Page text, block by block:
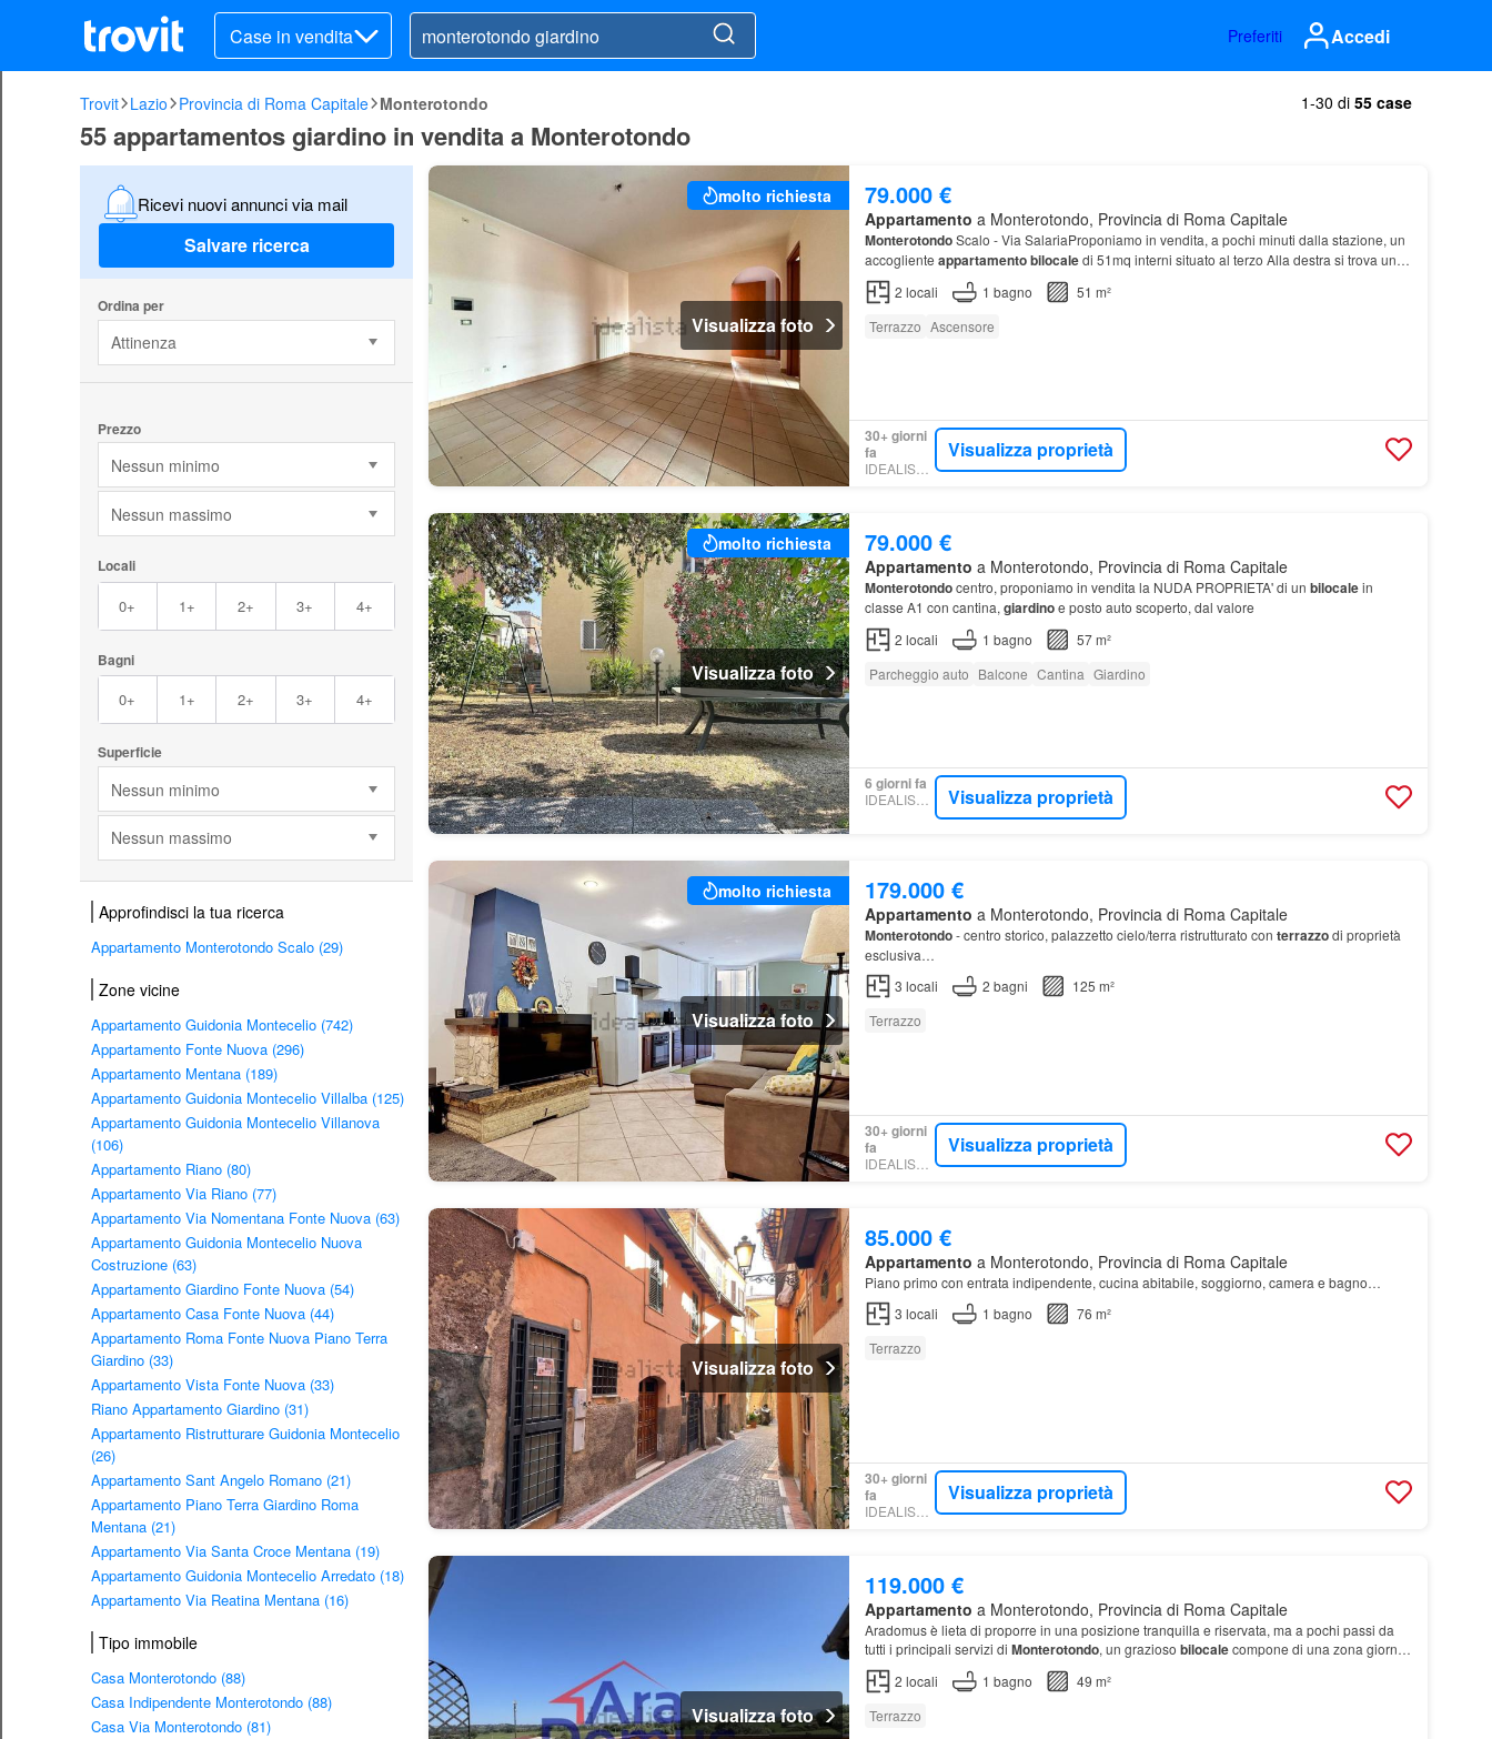
Case in vendita Preferiti Accedi
Trovit Lazio Provincia di Roma Capitale Monterotondo 1-30 di 55 case
55 appartamentos giardino in vendita a Monterotondo
Ricevi nuovi annunci via mail
Salvare ricerca
Ordina per
Attinenza
Prezzo
Nessun minimo
Nessun massimo
Locali
0+ 1+ 2+ 3+ 4+
Bagni
0+ 1+ 2+ 3+ 4+
Superficie
Nessun minimo
Nessun massimo
Approfindisci la tua ricerca
Appartamento Monterotondo Scalo (29)
Zone vicine
Appartamento Guidonia Montecelio (742)
Appartamento Fonte Nuova (296)
Appartamento Mentana (189)
Appartamento Guidonia Montecelio Villalba (125)
Appartamento Guidonia Montecelio Villanova
(106)
Appartamento Riano (80)
Appartamento Via Riano (77)
Appartamento Via Nomentana Fonte Nuova (63)
Appartamento Guidonia Montecelio Nuova
Costruzione (63)
Appartamento Giardino Fonte Nuova (54)
Appartamento Casa Fonte Nuova (44)
Appartamento Roma Fonte Nuova Piano Terra
Giardino (33)
Appartamento Vista Fonte Nuova (33)
Riano Appartamento Giardino (31)
Appartamento Ristrutturare Guidonia Montecelio
(26)
Appartamento Sant Angelo Romano (21)
Appartamento Piano Terra Giardino Roma
Mentana (21)
Appartamento Via Santa Croce Mentana (19)
Appartamento Guidonia Montecelio Arredato (18)
Appartamento Via Reatina Mentana (16)
Tipo immobile
Casa Monterotondo (88)
Casa Indipendente Monterotondo (88)
Casa Via Monterotondo (81)
molto richiesta
Visualizza foto
79.000 €
Appartamento a Monterotondo, Provincia di Roma Capitale
MonterotondoScalo - Via SalariaProponiamo in vendita, a pochi minuti dalla stazione, un
accogliente appartamentobilocaledi 51mq interni situato al terzo Alla destra si trova una
cucina separata, funzionale e ben organizzat…
2 locali 1 bagno
51 m²
Terrazzo Ascensore
30+ giorni
fa
IDEALISTA.IT
Visualizza proprietà
molto richiesta
Visualizza foto
79.000 €
Appartamento a Monterotondo, Provincia di Roma Capitale
Monterotondocentro, proponiamo in vendita la NUDA PROPRIETA' di un bilocalein
classe A1 con cantina, giardinoe posto auto scoperto, dal valore
2 locali 1 bagno
57 m²
Parcheggio auto Balcone Cantina Giardino
6 giorni fa
IDEALISTA.IT Visualizza proprietà
molto richiesta
Visualizza foto
179.000 €
Appartamento a Monterotondo, Provincia di Roma Capitale
Monterotondo- centro storico, palazzetto cielo/terra ristrutturato con terrazzodi proprietà
esclusiva…
3 locali 2 bagni
125 m²
Terrazzo
30+ giorni
fa
IDEALISTA.IT
Visualizza proprietà
Visualizza foto
85.000 €
Appartamento a Monterotondo, Provincia di Roma Capitale
Piano primo con entrata indipendente, cucina abitabile, soggiorno, camera e bagno…
3 locali 1 bagno
76 m²
Terrazzo
30+ giorni
fa
IDEALISTA.IT
Visualizza proprietà
Visualizza foto
119.000 €
Appartamento a Monterotondo, Provincia di Roma Capitale
Aradomus è lieta di proporre in una posizione tranquilla e riservata, ma a pochi passi da
tutti i principali servizi di Monterotondo, un grazioso bilocalecompone di una zona giorno
con salone e cucina ad angolo cottura, una…
2 locali 1 bagno
49 m²
Terrazzo